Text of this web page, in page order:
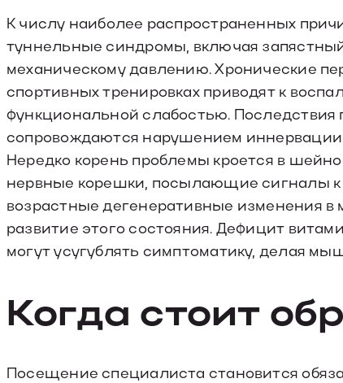
К числу наиболее распространенных
туннельные синдромы, включая
механическому давлению. Хронические
спортивных тренировках приводят к
функциональной слабостью. Последствия
сопровождаются нарушением
Нередко корень проблемы кроется в
нервные корешки, посылающие сигналы к
возрастные дегенеративные изменения в
развитие этого состояния. Дефицит
могут усугублять симптоматику, делая
Когда стоит
Посещение специалиста становится